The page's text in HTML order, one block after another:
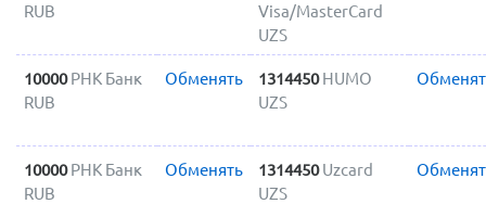
RUB
Visa/MasterCard
UZS
10000 РНК Банк
RUB
Обменять 1314450 HUMO
UZS
10000 РНК Банк
RUB
Обменять 1314450 Uzcard
UZS